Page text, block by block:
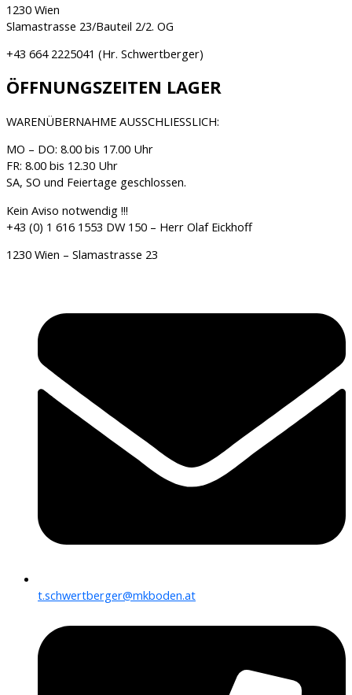
1230 Wien
Slamastrasse 23/Bauteil 2/2. OG
+43 664 2225041 (Hr. Schwertberger)
ÖFFNUNGSZEITEN LAGER
WARENÜBERNAHME AUSSCHLIESSLICH:
MO – DO: 8.00 bis 17.00 Uhr
FR: 8.00 bis 12.30 Uhr
SA, SO und Feiertage geschlossen.
Kein Aviso notwendig !!!
+43 (0) 1 616 1553 DW 150 – Herr Olaf Eickhoff
1230 Wien – Slamastrasse 23
t.schwertberger@mkboden.at